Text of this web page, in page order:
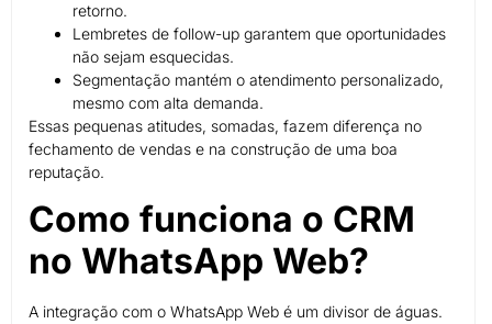
retorno.
Lembretes de follow-up garantem que oportunidades
não sejam esquecidas.
Segmentação mantém o atendimento personalizado,
mesmo com alta demanda.
Essas pequenas atitudes, somadas, fazem diferença no
fechamento de vendas e na construção de uma boa
reputação.
Como funciona o CRM
no WhatsApp Web?
A integração com o WhatsApp Web é um divisor de águas.